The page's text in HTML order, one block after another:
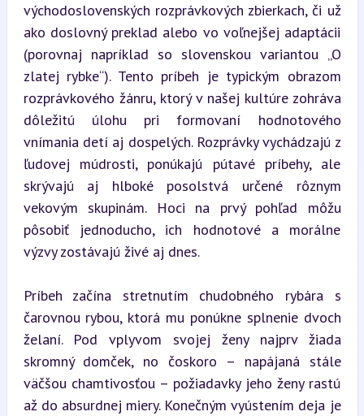
východoslovenských rozprávkových zbierkach, či už
ako doslovný preklad alebo vo voľnejšej adaptácii
(porovnaj napríklad so slovenskou variantou „O
zlatej rybke“). Tento príbeh je typickým obrazom
rozprávkového žánru, ktorý v našej kultúre zohráva
dôležitú úlohu pri formovaní hodnotového
vnímania detí aj dospelých. Rozprávky vychádzajú z
ľudovej múdrosti, ponúkajú pútavé príbehy, ale
skrývajú aj hlboké posolstvá určené rôznym
vekovým skupinám. Hoci na prvý pohľad môžu
pôsobiť jednoducho, ich hodnotové a morálne
výzvy zostávajú živé aj dnes.
Príbeh začína stretnutím chudobného rybára s
čarovnou rybou, ktorá mu ponúkne splnenie dvoch
želaní. Pod vplyvom svojej ženy najprv žiada
skromný domček, no čoskoro – napájaná stále
väčšou chamtivosťou – požiadavky jeho ženy rastú
až do absurdnej miery. Konečným vyústením deja je